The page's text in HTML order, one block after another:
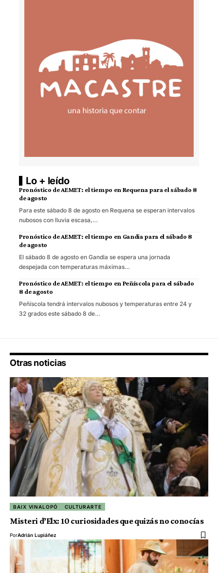
Lo + leído
Pronóstico de AEMET: el tiempo en Requena para el sábado 8
de agosto
Para este sábado 8 de agosto en Requena se esperan intervalos
nubosos con lluvia escasa,…
Pronóstico de AEMET: el tiempo en Gandia para el sábado 8
de agosto
El sábado 8 de agosto en Gandia se espera una jornada
despejada con temperaturas máximas…
Pronóstico de AEMET: el tiempo en Peñíscola para el sábado
8 de agosto
Peñíscola tendrá intervalos nubosos y temperaturas entre 24 y
32 grados este sábado 8 de…
Otras noticias
BAIX VINALOPÓ CULTURARTE
Misteri d’Elx: 10 curiosidades que quizás no conocías
PorAdrián Lupiáñez